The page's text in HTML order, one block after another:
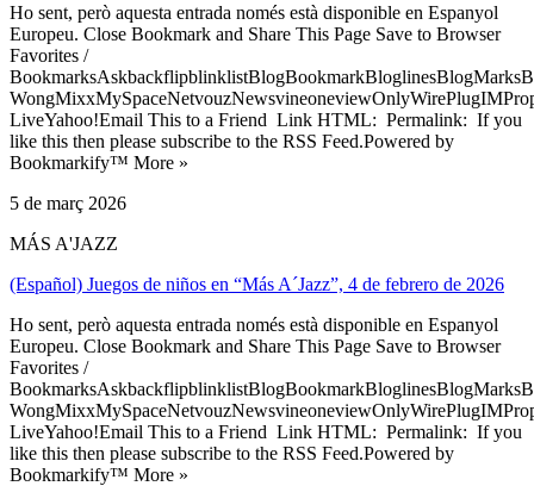
Ho sent, però aquesta entrada només està disponible en Espanyol
Europeu. Close Bookmark and Share This Page Save to Browser
Favorites /
LiveYahoo!Email This to a Friend Link HTML: Permalink: If you
like this then please subscribe to the RSS Feed.Powered by
Bookmarkify™ More »
5 de març 2026
MÁS A'JAZZ
(Español) Juegos de niños en “Más A´Jazz”, 4 de febrero de 2026
Ho sent, però aquesta entrada només està disponible en Espanyol
Europeu. Close Bookmark and Share This Page Save to Browser
Favorites /
LiveYahoo!Email This to a Friend Link HTML: Permalink: If you
like this then please subscribe to the RSS Feed.Powered by
Bookmarkify™ More »